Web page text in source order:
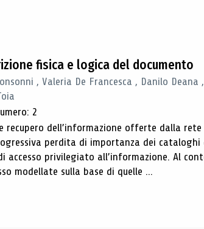
fisica e logica del documento
, Valeria De Francesca , Danilo Deana
2
recupero dell’informazione offerte dalla
perdita di importanza dei cataloghi
accesso privilegiato all’informazione. Al
modellate sulla base di quelle ...